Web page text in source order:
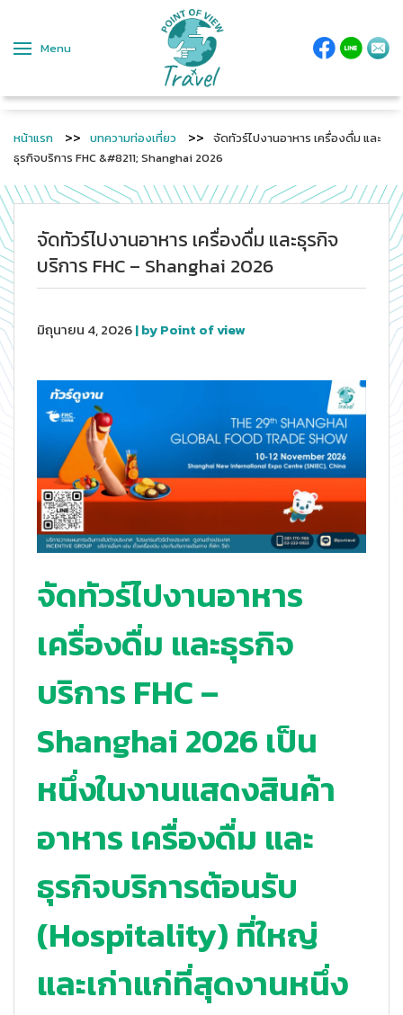
Menu
หน้าแรก บทความท่องเที่ยว
จัดทัวร์ไปงานอาหาร เครื่องดื่ม และ
ธุรกิจบริการ FHC &#8211; Shanghai 2026
จัดทัวร์ไปงานอาหาร เครื่องดื่ม และธุรกิจ
บริการ FHC – Shanghai 2026
มิถุนายน 4, 2026| by Point of view
จัดทัวร์ไปงานอาหาร
เครื่องดื่ม และธุรกิจ
บริการ FHC –
Shanghai 2026 เป็น
หนึ่งในงานแสดงสินค้า
อาหาร เครื่องดื่ม และ
ธุรกิจบริการต้อนรับ
(Hospitality) ที่ใหญ่
และเก่าแก่ที่สุดงานหนึ่ง